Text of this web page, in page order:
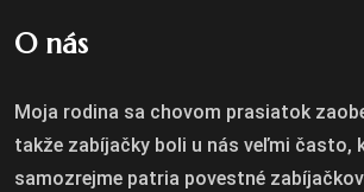
O nás
Moja rodina sa chovom prasiatok
takže zabíjačky boli u nás veľmi často,
samozrejme patria povestné